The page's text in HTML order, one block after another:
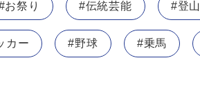
お祭り #伝統芸能 #登山
カー #野球 #乗馬